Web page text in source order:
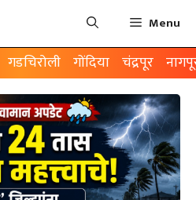
Menu
गडचिरोली गोंदिया चंद्रपूर